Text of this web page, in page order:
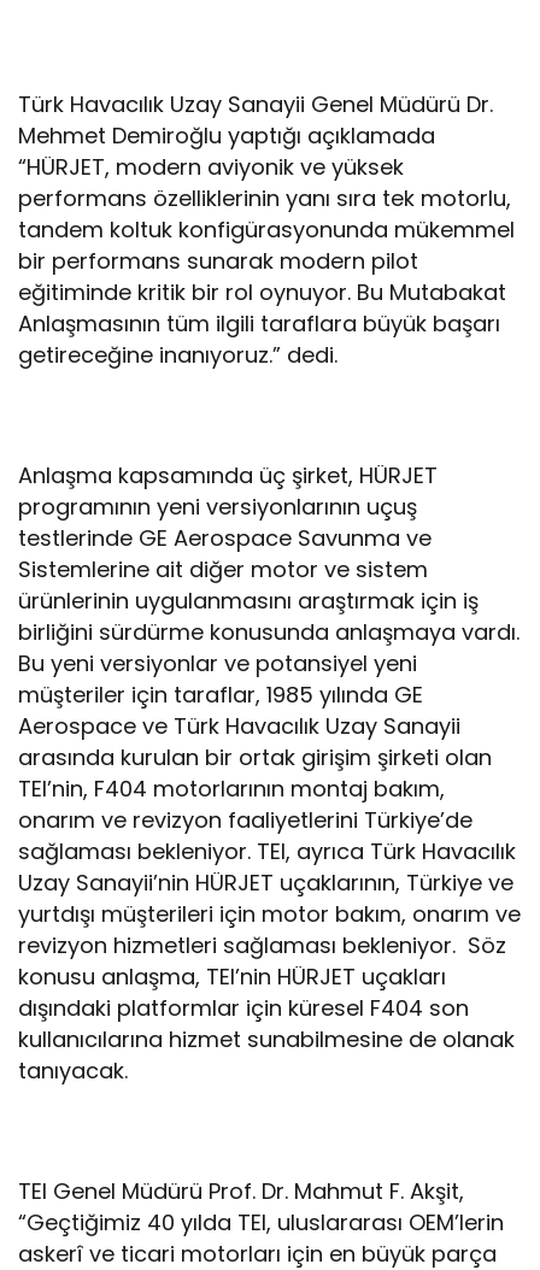
Türk Havacılık Uzay Sanayii Genel Müdürü Dr.
Mehmet Demiroğlu yaptığı açıklamada
“HÜRJET, modern aviyonik ve yüksek
performans özelliklerinin yanı sıra tek motorlu,
tandem koltuk konfigürasyonunda mükemmel
bir performans sunarak modern pilot
eğitiminde kritik bir rol oynuyor. Bu Mutabakat
Anlaşmasının tüm ilgili taraflara büyük başarı
getireceğine inanıyoruz.” dedi.
Anlaşma kapsamında üç şirket, HÜRJET
programının yeni versiyonlarının uçuş
testlerinde GE Aerospace Savunma ve
Sistemlerine ait diğer motor ve sistem
ürünlerinin uygulanmasını araştırmak için iş
birliğini sürdürme konusunda anlaşmaya vardı.
Bu yeni versiyonlar ve potansiyel yeni
müşteriler için taraflar, 1985 yılında GE
Aerospace ve Türk Havacılık Uzay Sanayii
arasında kurulan bir ortak girişim şirketi olan
TEI’nin, F404 motorlarının montaj bakım,
onarım ve revizyon faaliyetlerini Türkiye’de
sağlaması bekleniyor. TEI, ayrıca Türk Havacılık
Uzay Sanayii’nin HÜRJET uçaklarının, Türkiye ve
yurtdışı müşterileri için motor bakım, onarım ve
revizyon hizmetleri sağlaması bekleniyor. Söz
konusu anlaşma, TEI’nin HÜRJET uçakları
dışındaki platformlar için küresel F404 son
kullanıcılarına hizmet sunabilmesine de olanak
tanıyacak.
TEI Genel Müdürü Prof. Dr. Mahmut F. Akşit,
“Geçtiğimiz 40 yılda TEI, uluslararası OEM’lerin
askerî ve ticari motorları için en büyük parça